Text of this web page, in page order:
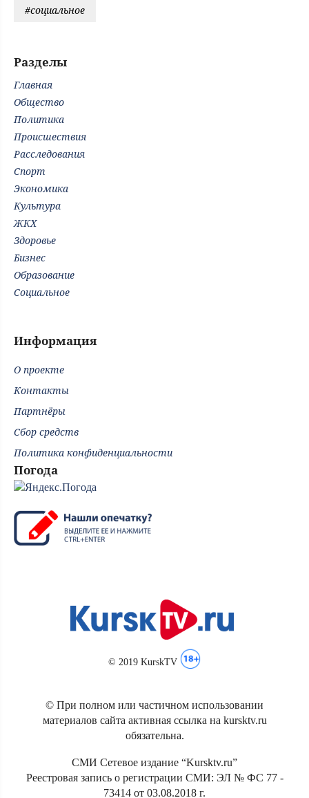
#социальное
Разделы
Главная
Общество
Политика
Происшествия
Расследования
Спорт
Экономика
Культура
ЖКХ
Здоровье
Бизнес
Образование
Социальное
Информация
О проекте
Контакты
Партнёры
Сбор средств
Политика конфиденциальности
Погода
© 2019 KurskTV
© При полном или частичном использовании
материалов сайта активная ссылка на kursktv.ru
обязательна.
СМИ Сетевое издание “Kursktv.ru”
Реестровая запись о регистрации СМИ: ЭЛ № ФС 77 -
73414 от 03.08.2018 г.